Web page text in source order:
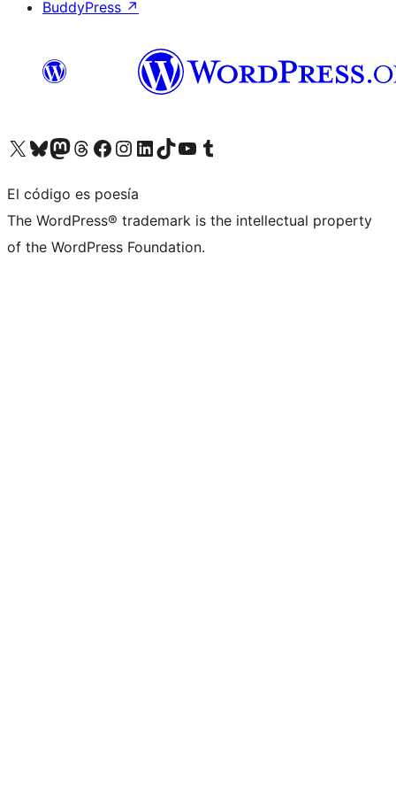
BuddyPress ↗
Visita nuestra cuenta de X (anteriormente Twitter)
Visita nuestra cuenta de Bluesky
Visita nuestra cuenta de Mastodon
Visita nuestra cuenta de Threads
Visita nuestra página de Facebook
Visita nuestra cuenta de Instagram
Visita nuestra cuenta de LinkedIn
Visita nuestra cuenta de TikTok
Visita nuestro canal de YouTube
Visita nuestra cuenta de Tumblr
El código es poesía
The WordPress® trademark is the intellectual property
of the WordPress Foundation.